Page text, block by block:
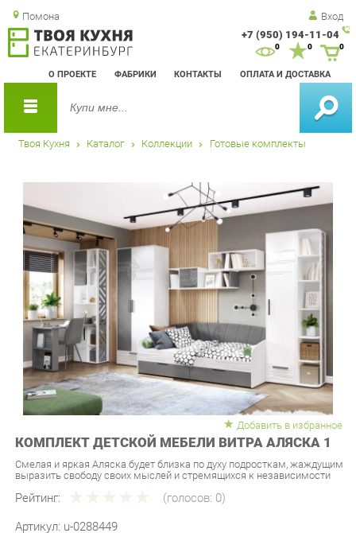
Помона Вход
+7 (950) 194-11-04
О ПРОЕКТЕ ФАБРИКИ КОНТАКТЫ ОПЛАТА И ДОСТАВКА
0 0
Твоя Кухня Каталог Коллекции Готовые комплекты
Добавить в избранное
КОМПЛЕКТ ДЕТСКОЙ МЕБЕЛИ ВИТРА АЛЯСКА 1
Смелая и яркая Аляска будет близка по духу подросткам, жаждущим
Рейтинг: (голосов:0)
Артикул: u-0288449